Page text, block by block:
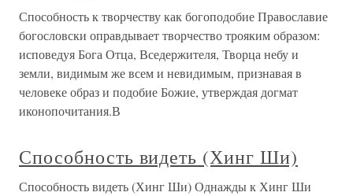
Способность к творчеству как богоподобие Православие
богословски оправдывает творчество трояким образом:
исповедуя Бога Отца, Вседержителя, Творца небу и
земли, видимым же всем и невидимым, признавая в
человеке образ и подобие Божие, утверждая догмат
иконопочитания.В
Способность видеть (Хинг Ши)
Способность видеть (Хинг Ши) Однажды к Хинг Ши